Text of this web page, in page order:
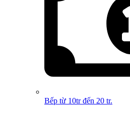
Bếp từ 10tr đến 20 tr.